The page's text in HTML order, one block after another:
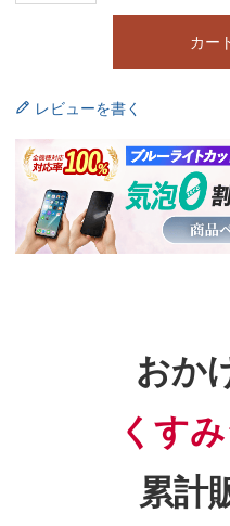
カー
レビューを書く
おか
くす
累計